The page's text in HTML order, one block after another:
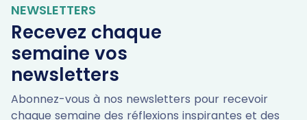
NEWSLETTERS
Recevez chaque
semaine vos
newsletters
Abonnez-vous à nos newsletters pour recevoir
chaque semaine des réflexions inspirantes et des